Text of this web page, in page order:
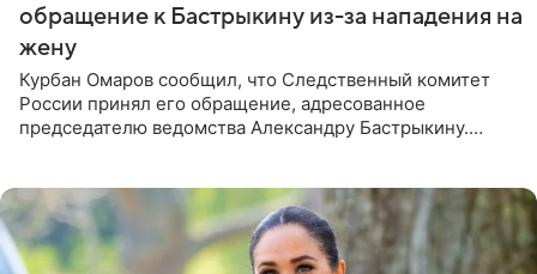
обращение к Бастрыкину из-за нападения на
жену
Курбан Омаров сообщил, что Следственный комитет
России принял его обращение, адресованное
председателю ведомства Александру Бастрыкину.